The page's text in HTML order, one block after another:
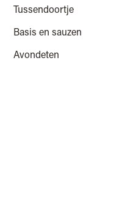
Tussendoortje
Basis en sauzen
Avondeten